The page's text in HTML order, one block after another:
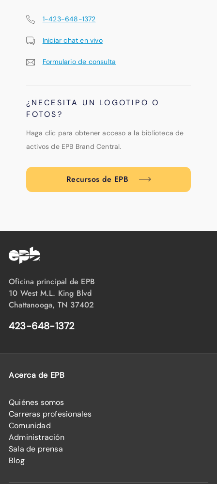
1-423-648-1372
Iniciar chat en vivo
Formulario de consulta
¿NECESITA UN LOGOTIPO O
FOTOS?
Haga clic para obtener acceso a la biblioteca de
activos de EPB Brand Central.
Recursos de EPB
Oficina principal de EPB
10 West M.L. King Blvd
Chattanooga, TN 37402
423-648-1372
Acerca de EPB
Quiénes somos
Carreras profesionales
Comunidad
Administración
Sala de prensa
Blog